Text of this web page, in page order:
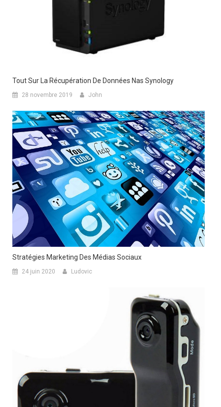
Tout Sur La Récupération De Données Nas Synology
28 novembre 2019 John
Stratégies Marketing Des Médias Sociaux
24 juin 2020 Ludovic